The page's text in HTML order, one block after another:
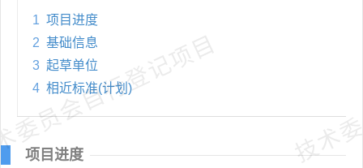
员会自行登记项目 技
1 项目进度
2 基础信息
3 起草单位
4 相近标准(计划)
项目进度